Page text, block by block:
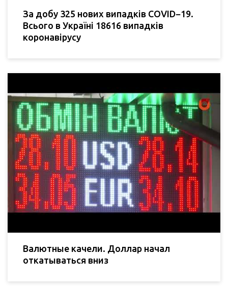
За добу 325 нових випадків COVID−19.
Всього в Україні 18616 випадків
коронавірусу
Валютные качели. Доллар начал
откатываться вниз